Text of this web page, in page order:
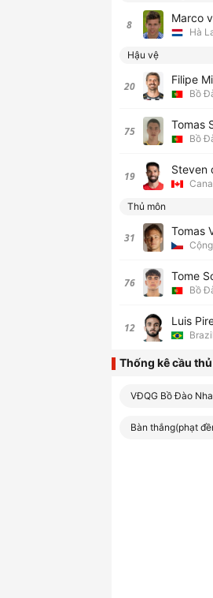
8 Marco
Hà
Hậu vệ
20 Filipe
Bồ
75 Tomas
Bồ
19 Steven
Thủ môn
31 Tomas
76 Tome
Bồ
12 Luis
Brazil
Thống kê cầu thủ
VĐQG Bồ Đào Nha
Bàn thắng(phạt